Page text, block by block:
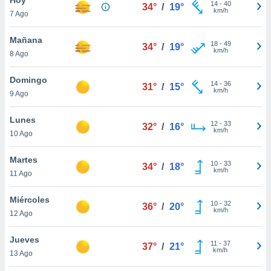
y
en
más
de
7 Ago
34° / 19° 14- 40
km/h
Mañana
8 Ago
34° / 19° 18- 49
km/h
Domingo
9 Ago
31° / 15° 14- 36
km/h
Lunes
10 Ago
32° / 16° 12- 33
km/h
Martes
11 Ago
34° / 18° 10- 33
km/h
Miércoles
12 Ago
36° / 20° 10- 32
km/h
Jueves
13 Ago
37° / 21° 11 - 37
km/h